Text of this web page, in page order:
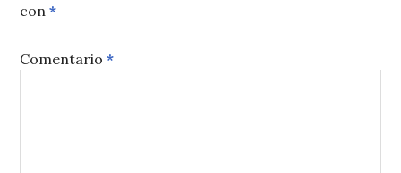
con*
Comentario*